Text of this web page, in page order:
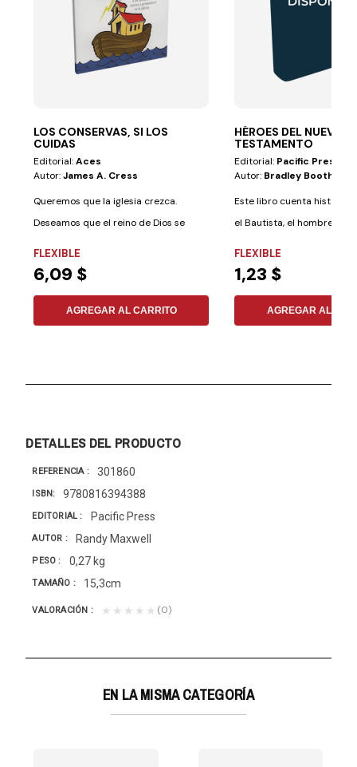
LOS CONSERVAS, SI LOS
CUIDAS
Editorial:Aces
Autor:James A. Cress
Queremos que la iglesia crezca.
Deseamos que el reino de Dios se
FLEXIBLE
6,09 $
AGREGAR AL CARRITO
HÉROES DEL NUEVO
TESTAMENTO
Editorial: Pacific Press
Autor: Bradley Booth
Este libro cuenta historias
el Bautista, el hombre
FLEXIBLE
1,23 $
AGREGAR AL
DETALLES DEL PRODUCTO
REFERENCIA 301860
ISBN 9780816394388
EDITORIAL Pacific Press
AUTOR Randy Maxwell
PESO 0,27 kg
TAMAÑO 15,3cm
VALORACIÓN ★★★★★ (0)
EN LA MISMA CATEGORÍA